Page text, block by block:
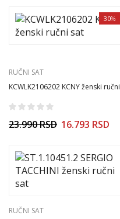
30%
RUČNI SAT
KCWLK2106202 KCNY ženski ručni
23.990RSD 16.793 RSD
RUČNI SAT